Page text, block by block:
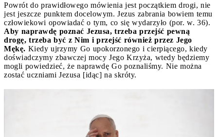
Powrót do prawidłowego mówienia jest początkiem drogi, nie
jest jeszcze punktem docelowym. Jezus zabrania bowiem temu
człowiekowi opowiadać o tym, co się wydarzyło (por. w. 36).
Aby naprawdę poznać Jezusa, trzeba przejść pewną
drogę, trzeba być z Nim i przejść również przez Jego
Mękę. Kiedy ujrzymy Go upokorzonego i cierpiącego, kiedy
doświadczymy zbawczej mocy Jego Krzyża, wtedy będziemy
mogli powiedzieć, że naprawdę Go poznaliśmy. Nie można
zostać uczniami Jezusa [idąc] na skróty.